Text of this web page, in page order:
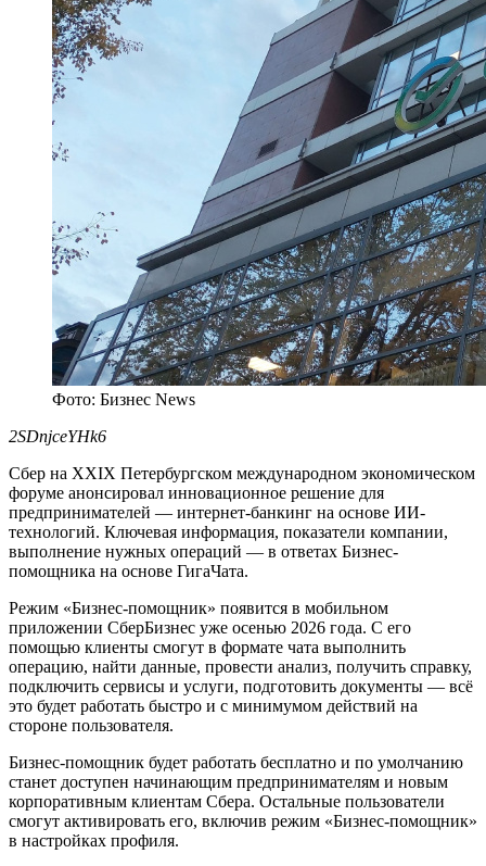
Фото: Бизнес News
2SDnjceYHk6
Сбер на XXIX Петербургском международном экономическом
форуме анонсировал инновационное решение для
предпринимателей — интернет-банкинг на основе ИИ-
технологий. Ключевая информация, показатели компании,
выполнение нужных операций — в ответах Бизнес-
помощника на основе ГигаЧата.
Режим «Бизнес-помощник» появится в мобильном
приложении СберБизнес уже осенью 2026 года. С его
помощью клиенты смогут в формате чата выполнить
операцию, найти данные, провести анализ, получить справку,
подключить сервисы и услуги, подготовить документы — всё
это будет работать быстро и с минимумом действий на
стороне пользователя.
Бизнес-помощник будет работать бесплатно и по умолчанию
станет доступен начинающим предпринимателям и новым
корпоративным клиентам Сбера. Остальные пользователи
смогут активировать его, включив режим «Бизнес-помощник»
в настройках профиля.